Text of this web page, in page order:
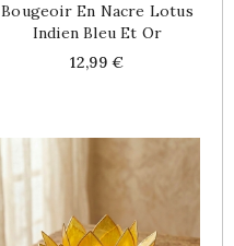
Bougeoir En Nacre Lotus
Indien Bleu Et Or
Price
12,99 €